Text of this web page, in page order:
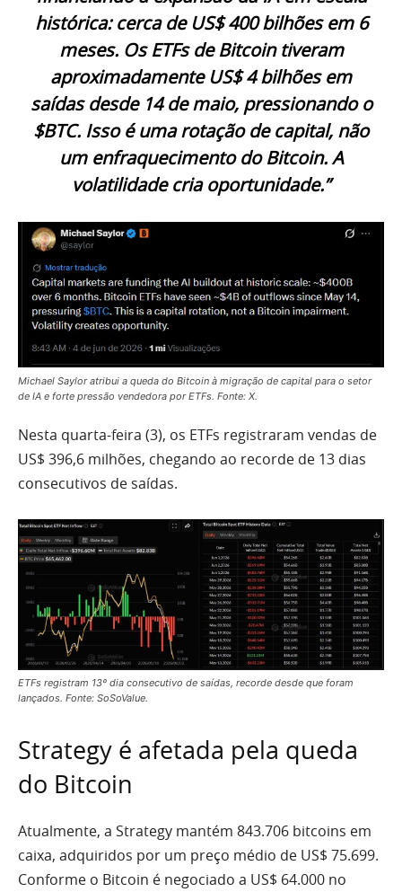
histórica: cerca de US$ 400 bilhões em 6
meses. Os ETFs de Bitcoin tiveram
aproximadamente US$ 4 bilhões em
saídas desde 14 de maio, pressionando o
$BTC. Isso é uma rotação de capital, não
um enfraquecimento do Bitcoin. A
volatilidade cria oportunidade.”
Michael Saylor atribui a queda do Bitcoin à migração de capital para o setor
de IA e forte pressão vendedora por ETFs. Fonte: X.
Nesta quarta-feira (3), os ETFs registraram vendas de
US$ 396,6 milhões, chegando ao recorde de 13 dias
consecutivos de saídas.
ETFs registram 13º dia consecutivo de saídas, recorde desde que foram
lançados. Fonte: SoSoValue.
Strategy é afetada pela queda
do Bitcoin
Atualmente, a Strategy mantém 843.706 bitcoins em
caixa, adquiridos por um preço médio de US$ 75.699.
Conforme o Bitcoin é negociado a US$ 64.000 no